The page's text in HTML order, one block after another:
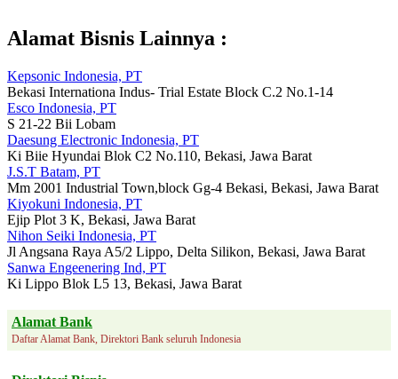
Alamat Bisnis Lainnya :
Kepsonic Indonesia, PT
Bekasi Internationa Indus- Trial Estate Block C.2 No.1-14
Esco Indonesia, PT
S 21-22 Bii Lobam
Daesung Electronic Indonesia, PT
Ki Biie Hyundai Blok C2 No.110, Bekasi, Jawa Barat
J.S.T Batam, PT
Mm 2001 Industrial Town,block Gg-4 Bekasi, Bekasi, Jawa Barat
Kiyokuni Indonesia, PT
Ejip Plot 3 K, Bekasi, Jawa Barat
Nihon Seiki Indonesia, PT
Jl Angsana Raya A5/2 Lippo, Delta Silikon, Bekasi, Jawa Barat
Sanwa Engeenering Ind, PT
Ki Lippo Blok L5 13, Bekasi, Jawa Barat
Alamat Bank
Daftar Alamat Bank, Direktori Bank seluruh Indonesia